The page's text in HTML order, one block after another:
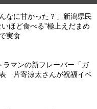
なに甘かった？」新潟県民
ほど食べる”極上えだまめ
実食
ラマンの新フレーバー「ガ
片寄涼太さんが祝福イベ